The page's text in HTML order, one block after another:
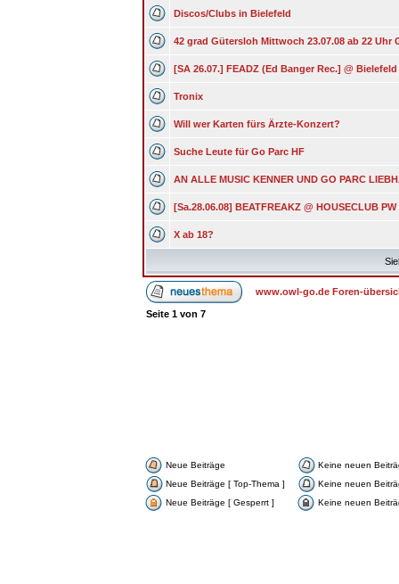
Discos/Clubs in Bielefeld
42 grad Gütersloh Mittwoch 23.07.08 ab 22 Uhr
[SA 26.07.] FEADZ (Ed Banger Rec.] @ Bielefeld
Tronix
Will wer Karten fürs Ärzte-Konzert?
Suche Leute für Go Parc HF
AN ALLE MUSIC KENNER UND GO PARC
[Sa.28.06.08] BEATFREAKZ @ HOUSECLUB PW
X ab 18?
www.owl-go.de Foren-
Seite 1 von 7
Neue Beiträge
Keine neuen
Neue Beiträge [ Top-Thema ]
Keine neuen
Neue Beiträge [ Gesperrt ]
Keine neuen